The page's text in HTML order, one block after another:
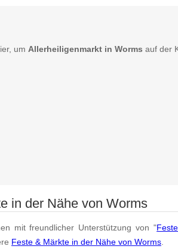
um Allerheiligenmarkt in Worms auf der
in der Nähe von Worms
mit freundlicher Unterstützung von "
Feste & Märkte in der Nähe von Worms.